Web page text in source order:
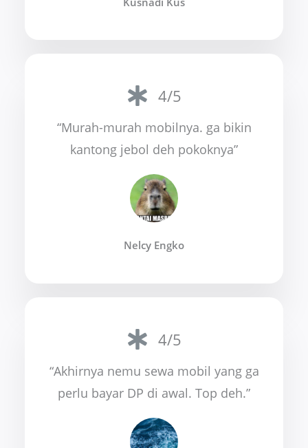
4/5
“Murah-murah mobilnya. ga bikin
kantong jebol deh pokoknya”
Nelcy Engko
4/5
“Akhirnya nemu sewa mobil yang ga
perlu bayar DP di awal. Top deh.”